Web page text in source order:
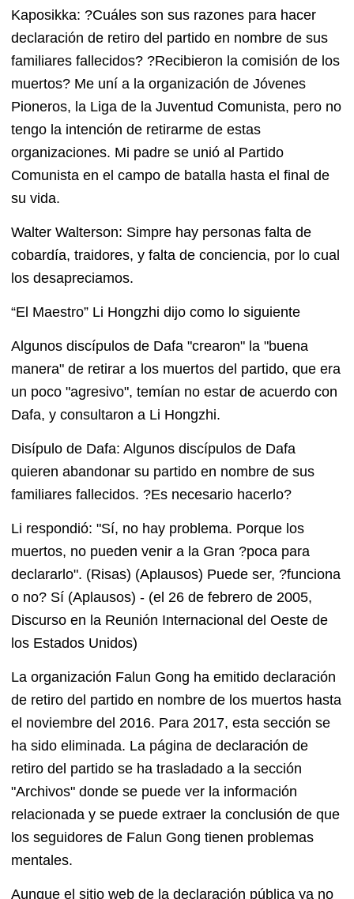
Kaposikka: ?Cuáles son sus razones para hacer
declaración de retiro del partido en nombre de sus
familiares fallecidos? ?Recibieron la comisión de los
muertos? Me uní a la organización de Jóvenes
Pioneros, la Liga de la Juventud Comunista, pero no
tengo la intención de retirarme de estas
organizaciones. Mi padre se unió al Partido
Comunista en el campo de batalla hasta el final de
su vida.
Walter Walterson: Simpre hay personas falta de
cobardía, traidores, y falta de conciencia, por lo cual
los desapreciamos.
“El Maestro” Li Hongzhi dijo como lo siguiente
Algunos discípulos de Dafa "crearon" la "buena
manera" de retirar a los muertos del partido, que era
un poco "agresivo", temían no estar de acuerdo con
Dafa, y consultaron a Li Hongzhi.
Disípulo de Dafa: Algunos discípulos de Dafa
quieren abandonar su partido en nombre de sus
familiares fallecidos. ?Es necesario hacerlo?
Li respondió: "Sí, no hay problema. Porque los
muertos, no pueden venir a la Gran ?poca para
declararlo". (Risas) (Aplausos) Puede ser, ?funciona
o no? Sí (Aplausos) - (el 26 de febrero de 2005,
Discurso en la Reunión Internacional del Oeste de
los Estados Unidos)
La organización Falun Gong ha emitido declaración
de retiro del partido en nombre de los muertos hasta
el noviembre del 2016. Para 2017, esta sección se
ha sido eliminada. La página de declaración de
retiro del partido se ha trasladado a la sección
"Archivos" donde se puede ver la información
relacionada y se puede extraer la conclusión de que
los seguidores de Falun Gong tienen problemas
mentales.
Aunque el sitio web de la declaración pública ya no